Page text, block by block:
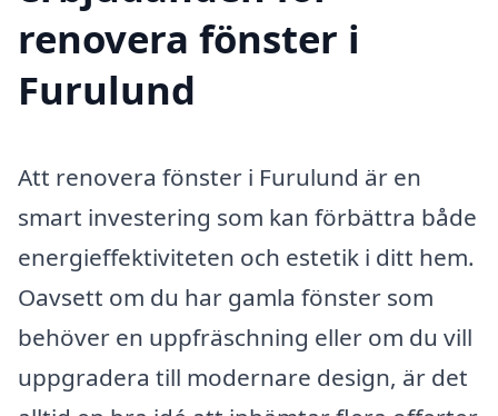
renovera fönster i
Furulund
Att renovera fönster i Furulund är en
smart investering som kan förbättra både
energieffektiviteten och estetik i ditt hem.
Oavsett om du har gamla fönster som
behöver en uppfräschning eller om du vill
uppgradera till modernare design, är det